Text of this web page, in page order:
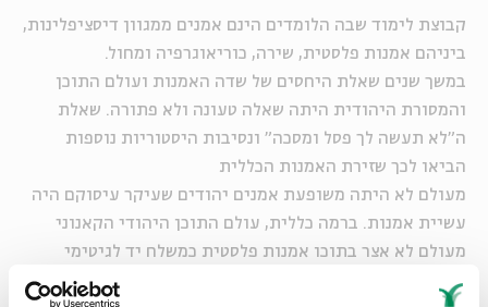
קבוצת לימוד שבה הלומדים הינם אמנים ממגוון דיסציפלינות,
ביניהם אמנות פלסטית, שירה, כוריאוגרפיה ומחול.
במשך שנים שאלת היחסים של שדה האמנות ועולם התוכן
והמסורת היהודית היתה שאלה טעונה ולא פתורה. שאלת
ה"לא תעשה לך פסל ומסכה" ונסיבות היסטוריות נוספות
הביאו לכך שזירת האמנות הכללית
מעולם לא היתה משופעת אמנים יהודים שעיקר עיסוקם היה
עשיית אמנות. ברמה כללית, עולם התוכן היהודי הקאנוני
מעולם לא אצר בתוכו אמנות פלסטית כמשלח יד לגיטימי
וחשוב.